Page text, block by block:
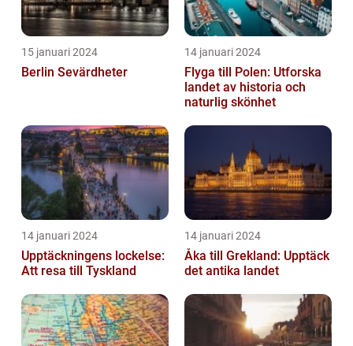
15 januari 2024
Berlin Sevärdheter
14 januari 2024
Flyga till Polen: Utforska
landet av historia och
naturlig skönhet
14 januari 2024
Upptäckningens lockelse:
Att resa till Tyskland
14 januari 2024
Åka till Grekland: Upptäck
det antika landet